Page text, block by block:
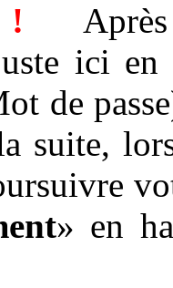
! Après
ici en
de
suite,
» en